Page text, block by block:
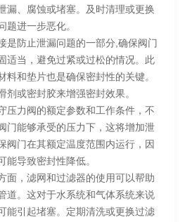
漏、腐蚀或堵塞。及时清理或更换
题进一步恶化。
防止泄漏问题的一部分,确保阀门
适当，避免过紧或过松的情况。此
料和垫片也是确保密封性的关键。
剂或密封胶来增强密封效果。
力阀的额定参数和工作条件，不
门能够承受的压力下，这将增加泄
阀门在其额定温度范围内运行，因
能导致密封性降低。
，滤网和过滤器的使用可以帮助
道。这对于水系统和气体系统来说
能引起堵塞。定期清洗或更换过滤